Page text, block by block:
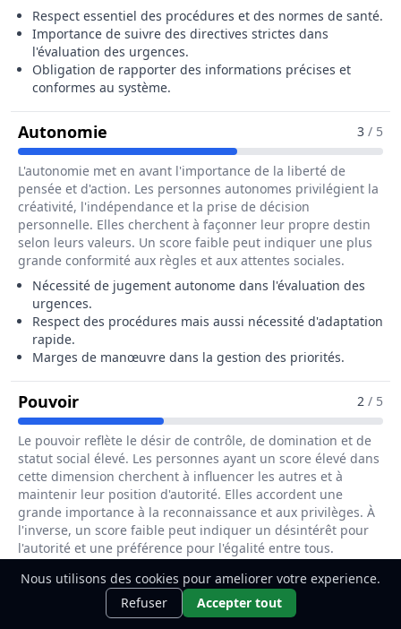
Respect essentiel des procédures et des normes de santé.
Importance de suivre des directives strictes dans
l'évaluation des urgences.
Obligation de rapporter des informations précises et
conformes au système.
Autonomie Pour Le Métier De Assistant / 3 / 5
L'autonomie met en avant l'importance de la liberté de
pensée et d'action. Les personnes autonomes privilégient la
créativité, l'indépendance et la prise de décision
personnelle. Elles cherchent à façonner leur propre destin
selon leurs valeurs. Un score faible peut indiquer une plus
grande conformité aux règles et aux attentes sociales.
Nécessité de jugement autonome dans l'évaluation des
urgences.
Respect des procédures mais aussi nécessité d'adaptation
rapide.
Marges de manœuvre dans la gestion des priorités.
PouvoirPour Le Métier De Assistant / 2 / 5
Le pouvoir reflète le désir de contrôle, de domination et de
statut social élevé. Les personnes ayant un score élevé dans
cette dimension cherchent à influencer les autres et à
maintenir leur position d'autorité. Elles accordent une
grande importance à la reconnaissance et aux privilèges. À
l'inverse, un score faible peut indiquer un désintérêt pour
l'autorité et une préférence pour l'égalité entre tous.
Peu d'influence directe sur les décisions médicales.
Consultation des médecins régulateurs pour orientation
Ce métier t'intéresse ?Découvre
comment le devenir.
Nous utilisons des cookies pour ameliorer votre experience.
Refuser
Accepter tout